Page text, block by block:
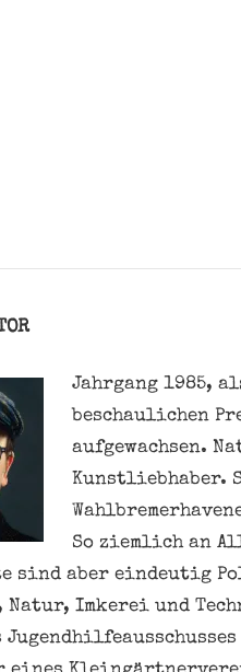
Jahrgang 1985,
beschaulichen
aufgewachsen.
Kunstliebhaber.
So ziemlich an
sind aber eindeutig
Natur, Imkerei und